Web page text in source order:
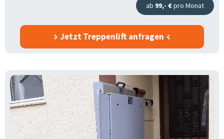
ab 99,- €pro Monat
Jetzt Treppenlift anfragen